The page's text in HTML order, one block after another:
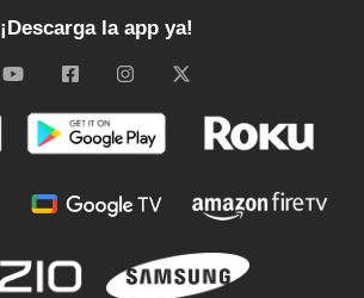
¡Descarga la app ya!